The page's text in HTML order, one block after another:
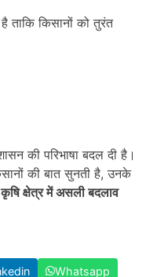
ताकि किसानों को तुरंत
की परिभाषा बदल दी है।
की बात सुनती है, उनके
कृषि क्षेत्र में असली बदलाव
Whatsapp